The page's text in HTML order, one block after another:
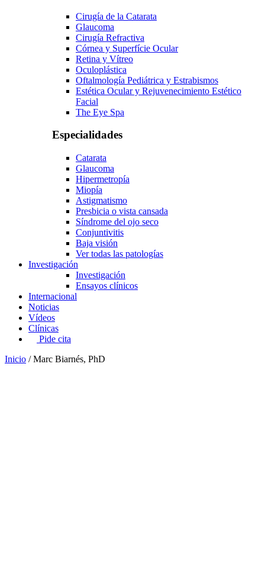
Cirugía de la Catarata
Glaucoma
Cirugía Refractiva
Córnea y Superfície Ocular
Retina y Vítreo
Oculoplástica
Oftalmología Pediátrica y Estrabismos
Estética Ocular y Rejuvenecimiento Estético
Facial
The Eye Spa
Especialidades
Catarata
Glaucoma
Hipermetropía
Miopía
Astigmatismo
Presbicia o vista cansada
Síndrome del ojo seco
Conjuntivitis
Baja visión
Ver todas las patologías
Investigación
Investigación
Ensayos clínicos
Internacional
Noticias
Vídeos
Clínicas
Pide cita
Inicio /Marc Biarnés, PhD